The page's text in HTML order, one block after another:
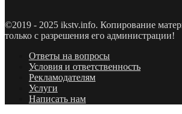
©2019 - 2025 ikstv.info. Копирование
только с разрешения его администрации!
Ответы на вопросы
Условия и ответственность
Рекламодателям
Услуги
Написать нам